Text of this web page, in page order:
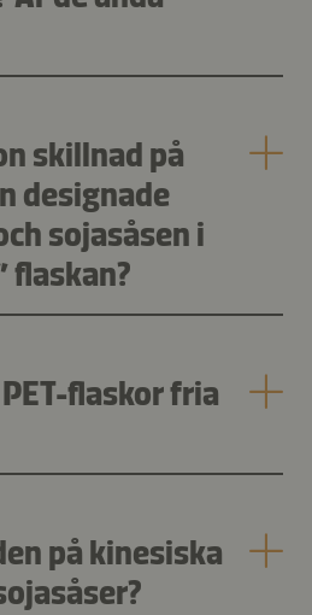
skillnad på
designade
sojasåsen i
flaskan?
flaskor fria
på kinesiska